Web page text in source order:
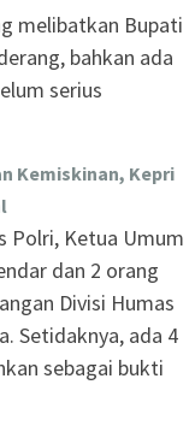
melibatkan Bupati
bahkan ada
serius
Kemiskinan, Kepri
Polri, Ketua Umum
dan 2 orang
Divisi Humas
Setidaknya, ada 4
sebagai bukti